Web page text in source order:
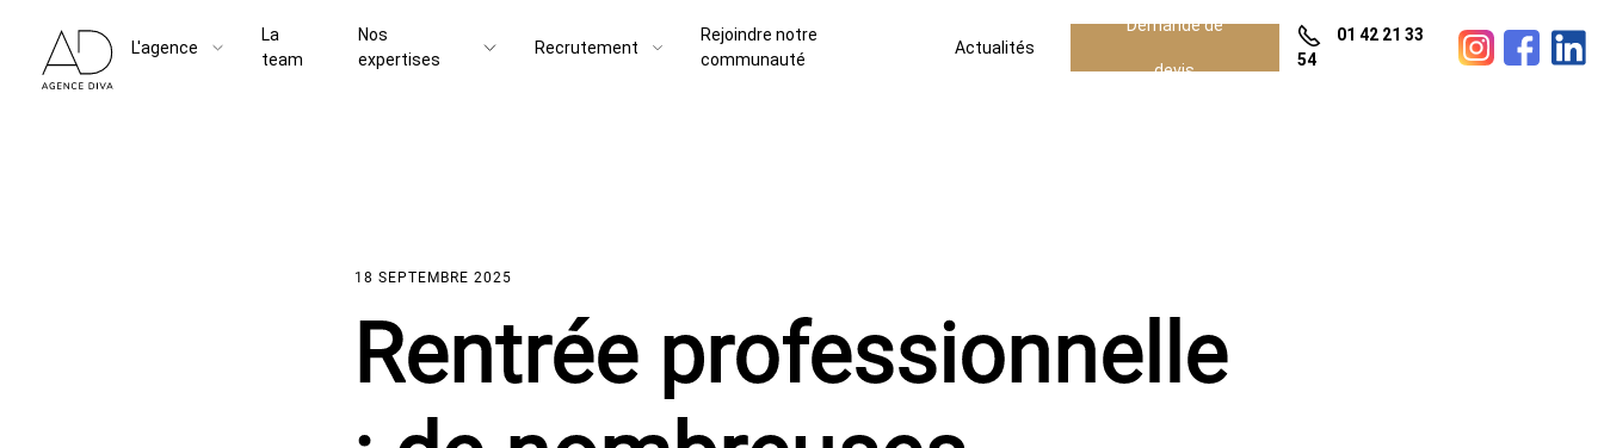
L'agence
La
team
Nos
expertises
Recrutement
Rejoindre notre
communauté
Actualités
Demande de
devis
01 42 21 33
54
18 SEPTEMBRE 2025
Rentrée professionnelle